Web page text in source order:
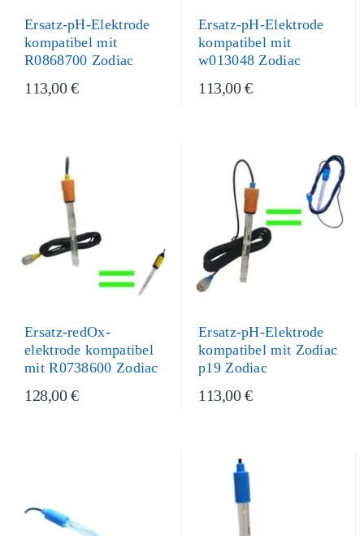
Ersatz-pH-Elektrode
kompatibel mit
R0868700 Zodiac
113,00 €
Ersatz-pH-Elektrode
kompatibel mit
w013048 Zodiac
113,00 €
Ersatz-redOx-
elektrode kompatibel
mit R0738600 Zodiac
128,00 €
Ersatz-pH-Elektrode
kompatibel mit Zodiac
p19 Zodiac
113,00 €